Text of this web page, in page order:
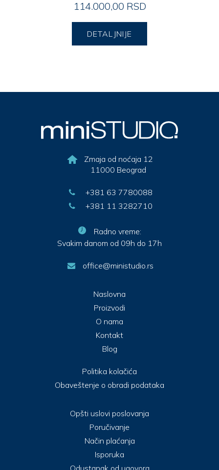
114.000,00 RSD
DETALJNIJE
Naslovna
Proizvodi
O nama
Kontakt
Blog
Politika kolačića
Obaveštenje o obradi podataka
Zmaja od noćaja 12
11000 Beograd
+381 63 7780088
+381 11 3282710
Radno vreme:
Svakim danom od 09h do 17h
office@ministudio.rs
Opšti uslovi poslovanja
Poručivanje
Način plaćanja
Isporuka